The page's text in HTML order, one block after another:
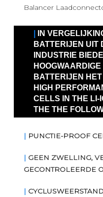
Balancer
IN
BATTERIJEN UIT
INDUSTRIE
BATTERIJEN
HIGH
CELLS IN THE LI-
THE THE
| PUNCTIE-PROOF
| GEEN ZWELLING,
GECONTROLEERDE
|